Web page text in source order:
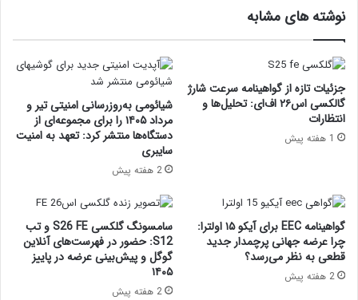
نوشته های مشابه
جزئیات تازه از گواهینامه سرعت شارژ
گالکسی اس۲۶ اف‌ای: تحلیل‌ها و
انتظارات
1 هفته پیش
شیائومی به‌روزرسانی امنیتی تیر و
مرداد ۱۴۰۵ را برای مجموعه‌ای از
دستگاه‌ها منتشر کرد: تعهد به امنیت
سایبری
2 هفته پیش
گواهینامه EEC برای آیکو ۱۵ اولترا:
چرا عرضه جهانی پرچمدار جدید
قطعی به نظر می‌رسد؟
2 هفته پیش
سامسونگ گلکسی S26 FE و تب
S12: حضور در فهرست‌های آنلاین
گوگل و پیش‌بینی عرضه در پاییز
۱۴۰۵
2 هفته پیش